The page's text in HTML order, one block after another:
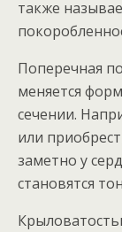
также
Поперечная
меняется
сечении.
или
заметно у
становятся